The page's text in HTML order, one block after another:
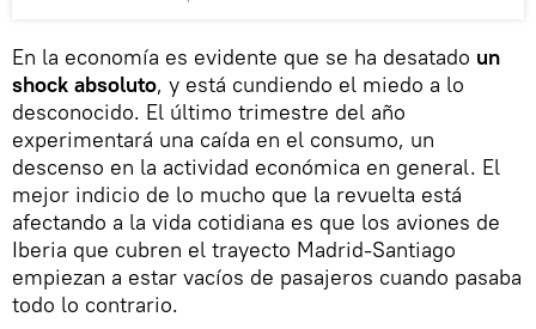
En la economía es evidente que se ha desatado un
shock absoluto, y está cundiendo el miedo a lo
desconocido. El último trimestre del año
experimentará una caída en el consumo, un
descenso en la actividad económica en general. El
mejor indicio de lo mucho que la revuelta está
afectando a la vida cotidiana es que los aviones de
Iberia que cubren el trayecto Madrid-Santiago
empiezan a estar vacíos de pasajeros cuando pasaba
todo lo contrario.